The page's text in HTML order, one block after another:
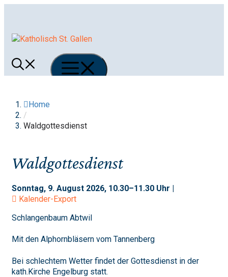
Menü
Home
/
Waldgottesdienst
Waldgottesdienst
Sonntag, 9. August 2026, 10.30–11.30 Uhr |
Kalender-Export
Schlangenbaum Abtwil
Mit den Alphornbläsern vom Tannenberg
Bei schlechtem Wetter findet der Gottesdienst in der
kath.Kirche Engelburg statt.